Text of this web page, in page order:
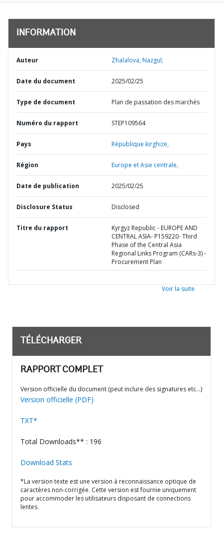
INFORMATION
Auteur Zhalalova, Nazgul;
Date du document 2025/02/25
Type de document Plan de passation des marchés
Numéro du rapport STEP109564
Pays République kirghize,
Région Europe et Asie centrale,
Date de publication 2025/02/25
Disclosure Status Disclosed
Titre du rapport
Kyrgyz Republic - EUROPE AND
CENTRAL ASIA- P159220- Third
Phase of the Central Asia
Regional Links Program (CARs-3) -
Procurement Plan
Voir la suite
TÉLÉCHARGER
RAPPORT COMPLET
Version officielle du document (peut inclure des signatures etc…)
Version officielle (PDF)
TXT*
Total Downloads** : 196
Download Stats
*La version texte est une version à reconnaissance optique de
caractères non-corrigée. Cette version est fournie uniquement
pour accommoder les utilisateurs disposant de connections
lentes.